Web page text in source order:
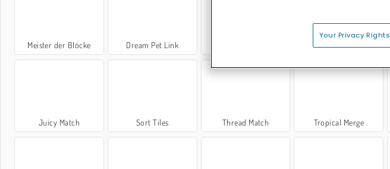
Meister der Blöcke Dream Pet Link My Parking Lot
Juicy Match Sort Tiles Thread Match Tropical Merge
Your Privacy Rights